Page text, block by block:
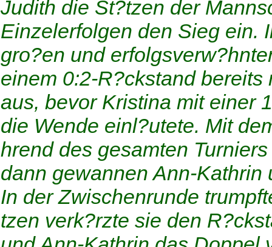
Judith die St?tzen der
Einzelerfolgen den Sieg ein.
gro?en und
einem 0:2-R?ckstand
aus, bevor Kristina mit einer
die Wende einl?utete. Mit
hrend des gesamten
dann gewannen Ann-
In der Zwischenrunde
tzen verk?rzte sie den